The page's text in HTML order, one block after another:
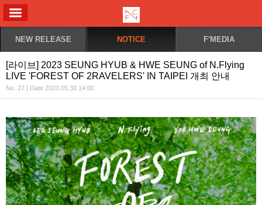
NEW RELEASE NOTICE F'MEDIA
[라이브] 2023 SEUNG HYUB & HWE SEUNG of N.Flying
LIVE 'FOREST OF 2RAVELERS' IN TAIPEI 개최 안내
No. 27 | Date 2023.05.30 14:00